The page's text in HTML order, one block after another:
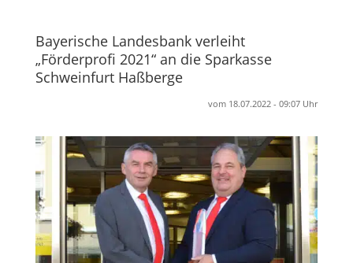
Bayerische Landesbank verleiht
„Förderprofi 2021“ an die Sparkasse
Schweinfurt Haßberge
vom 18.07.2022 - 09:07 Uhr